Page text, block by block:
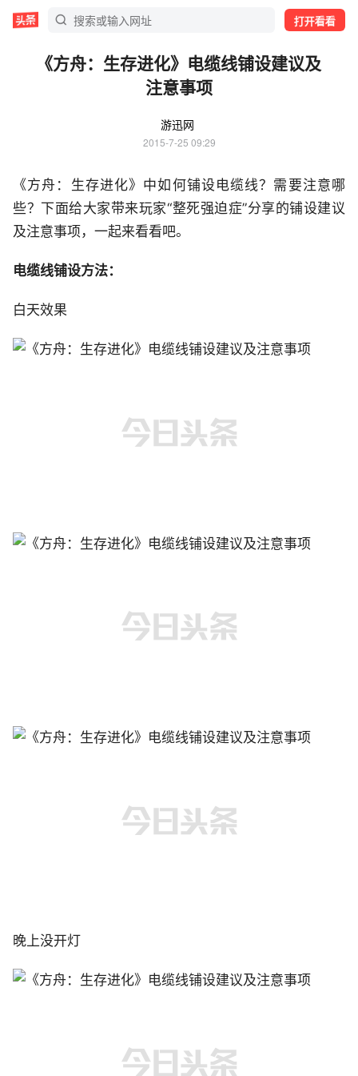
打开看看
《方舟：生存进化》电缆线铺设建议及
注意事项
游迅网
2015-7-25 09:29
《方舟：生存进化》中如何铺设电缆线？需要注意哪
些？下面给大家带来玩家“整死强迫症”分享的铺设建议
及注意事项，一起来看看吧。
电缆线铺设方法：
白天效果
晚上没开灯